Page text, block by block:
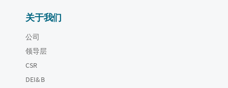
关于我们
公司
领导层
CSR
DEI&B